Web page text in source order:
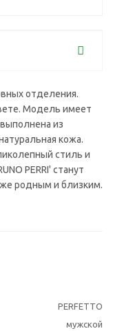
отделения.
Модель имеет
из
кожа.
стиль и
PERRI' станут
родным и близким.
PERFETTO
мужской